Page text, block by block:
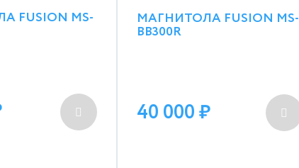
FUSION MS- МАГНИТОЛА FUSION MS-
BB300R
40 000